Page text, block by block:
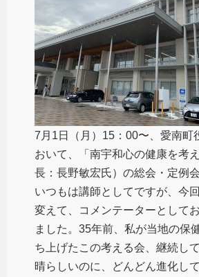
7月1日（月）15：00〜、愛南町
おいて、「南宇和心の健康を考
長：長野敏宏氏）の総会・定例
いつもは講師としてですが、今
変えて、コメンテーターとして
ました。35年前、私が当地の保
ち上げたこの考える会、継続し
晴らしいのに、どんどん進化し